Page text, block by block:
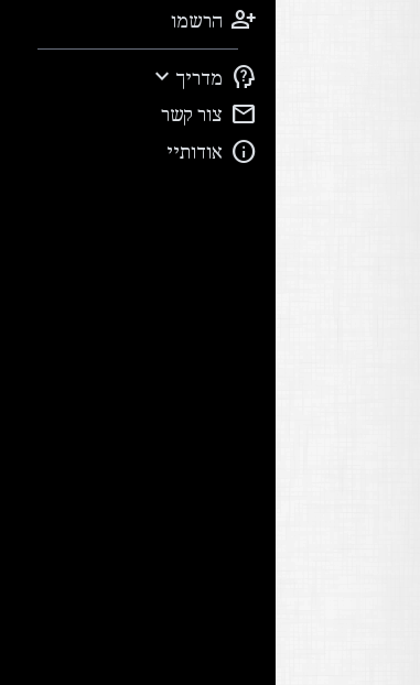
 הרשמו
 מדריך 
 צור קשר
 אודותיי